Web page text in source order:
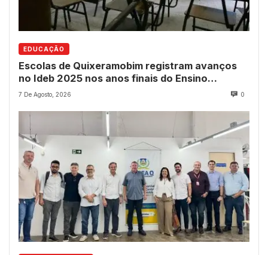
EDUCAÇÃO
Escolas de Quixeramobim registram avanços
no Ideb 2025 nos anos finais do Ensino
Fundamental
7 De Agosto, 2026 0